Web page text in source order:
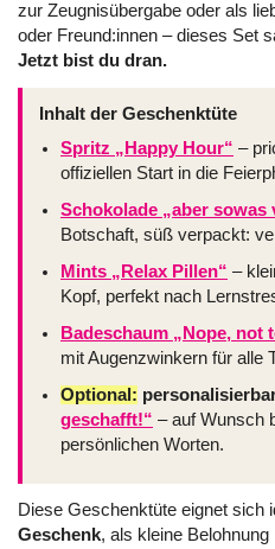
zur Zeugnisübergabe oder als
oder Freund:innen – dieses Set
Jetzt bist du dran.
Inhalt der Geschenktüte
Spritz „Happy Hour“ –
offiziellen Start in die
Schokolade „aber sowas
Botschaft, süß verpackt:
Mints „Relax Pillen“ –
Kopf, perfekt nach
Badeschaum „Nope, not
mit Augenzwinkern für alle
Optional:
geschafft!“ – auf Wunsch
persönlichen Worten.
Diese Geschenktüte eignet sich
Geschenk, als kleine